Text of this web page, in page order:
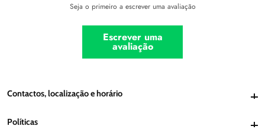
Seja o primeiro a escrever uma avaliação
Escrever uma
avaliação
Contactos, localização e horárioContactos, localização e horário
Políticas